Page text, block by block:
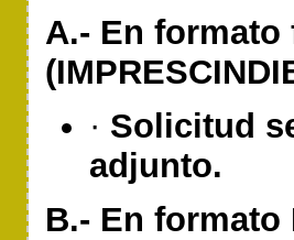
A.- En
· Solicitud
adjunto.
B.- En formato